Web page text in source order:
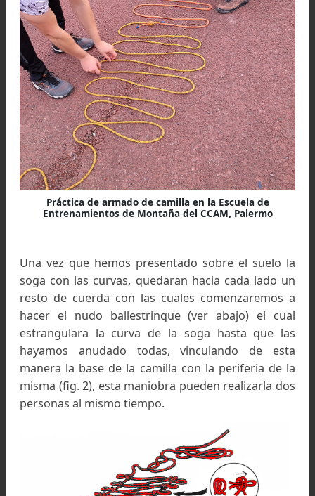
Figura 1: Cuerda extendida, se forman cinco curvas
cada lado